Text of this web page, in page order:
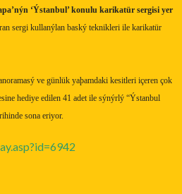
‘Ýstanbul’ konulu karikatür sergisi yer
sergi kullanýlan baský teknikleri ile karikatür
ve günlük yaþamdaki kesitleri içeren çok
hediye edilen 41 adet ile sýnýrlý “Ýstanbul
sona eriyor.